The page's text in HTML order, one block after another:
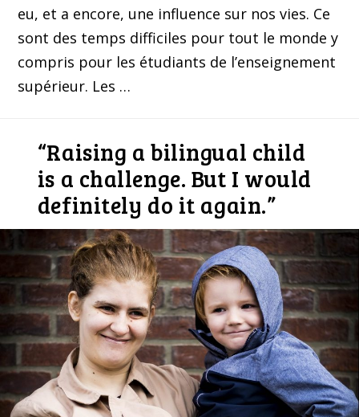
eu, et a encore, une influence sur nos vies. Ce
sont des temps difficiles pour tout le monde y
compris pour les étudiants de l’enseignement
supérieur. Les …
“Raising a bilingual child
is a challenge. But I would
definitely do it again.”